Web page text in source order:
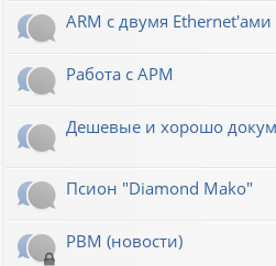
ARM с двумя Ethernet'ами
Работа с АРМ
Дешевые и хорошо
Псион "Diamond Mako"
РВМ (новости)